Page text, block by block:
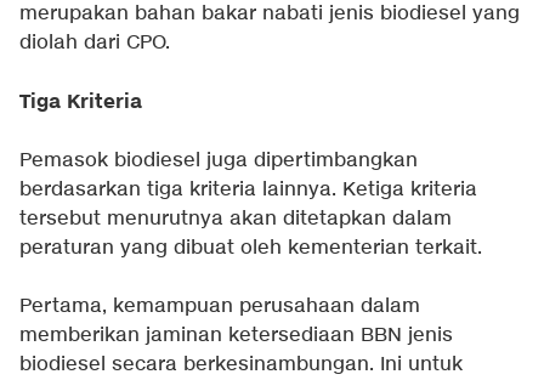
merupakan bahan bakar nabati jenis biodiesel yang
diolah dari CPO.
Tiga Kriteria
Pemasok biodiesel juga dipertimbangkan
berdasarkan tiga kriteria lainnya. Ketiga kriteria
tersebut menurutnya akan ditetapkan dalam
peraturan yang dibuat oleh kementerian terkait.
Pertama, kemampuan perusahaan dalam
memberikan jaminan ketersediaan BBN jenis
biodiesel secara berkesinambungan. Ini untuk